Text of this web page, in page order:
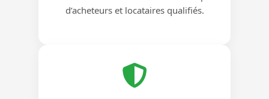
d’acheteurs et locataires qualifiés.